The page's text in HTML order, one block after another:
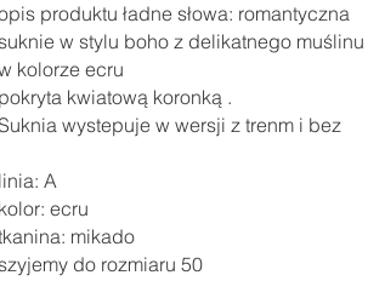
produktu ładne słowa: romantyczna
w stylu boho z delikatnego muślinu
kolorze ecru
pokryta kwiatową koronką .
wystepuje w wersji z trenm i bez
linia: A
kolor: ecru
mikado
do rozmiaru 50